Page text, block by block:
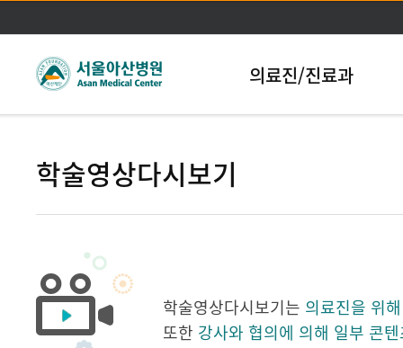
본문바로가기
의료진/진료과
학술영상다시보기
학술영상다시보기는 의료진을 위
또한 강사와 협의에 의해 일부 콘